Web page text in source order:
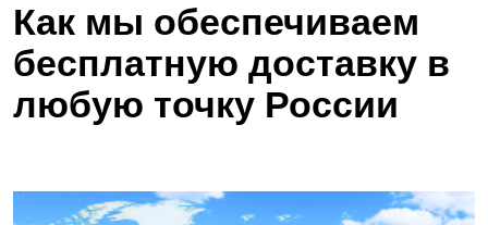
Как мы обеспечиваем
бесплатную доставку в
любую точку России